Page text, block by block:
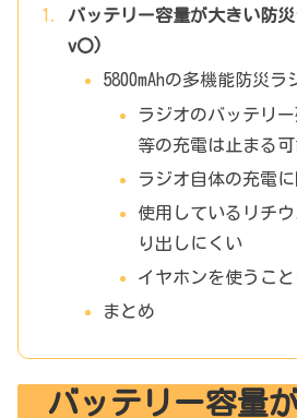
バッテリー容量が大きい防
v〇)
5800mAhの多機能防災ラ
ラジオのバッテリ
等の充電は止まる
ラジオ自体の充電
使用しているリチ
り出しにくい
イヤホンを使うこ
まとめ
バッテリー容量